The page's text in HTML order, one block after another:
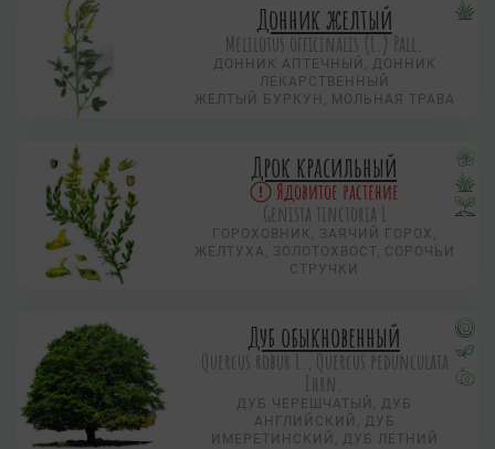
Донник желтый
Melilotus officinalis (L.) Pall.
ДОННИК АПТЕЧНЫЙ, ДОННИК
ЛЕКАРСТВЕННЫЙ
ЖЕЛТЫЙ БУРКУН, МОЛЬНАЯ ТРАВА
Дрок красильный
Ядовитое растение
Genista tinctoria L
ГОРОХОВНИК, ЗАЯЧИЙ ГОРОХ,
ЖЕЛТУХА, ЗОЛОТОХВОСТ, СОРОЧЬИ
СТРУЧКИ
Дуб обыкновенный
Quercus robur L., Quercus pedunculata
Ehrn.
ДУБ ЧЕРЕШЧАТЫЙ, ДУБ
АНГЛИЙСКИЙ, ДУБ
ИМЕРЕТИНСКИЙ, ДУБ ЛЕТНИЙ